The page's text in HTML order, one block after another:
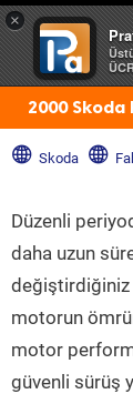
×
2000 Skoda
Skoda
Düzenli
daha uzun
değiştirdiğiniz
motorun
motor
güvenli sürüş